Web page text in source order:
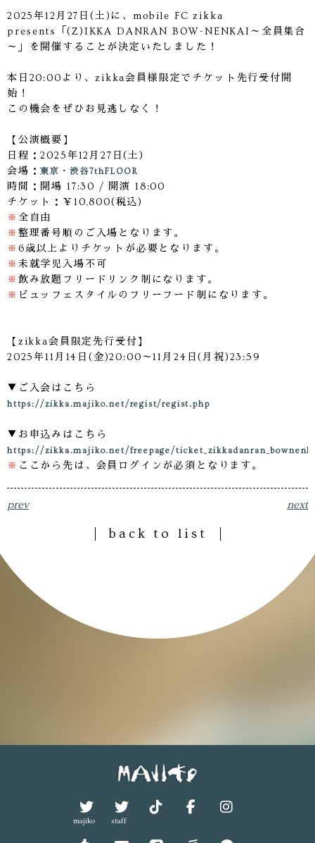
2025年12月27日(土)に、mobile FC zikka
presents「(Z)IKKA DANRAN BOW-NENKAI～全員集合
～」を開催することが決定いたしました！
本日20:00より、zikka会員様限定でチケット先行受付開
始！
この機会をぜひお見逃しなく！
【公演概要】
日程：2025年12月27日(土)
会場：東京・渋谷7thFLOOR
時間：開場 17:30 / 開演 18:00
チケット：￥10,800(税込)
※ 全自由
※ 整理番号順のご入場となります。
※ 6歳以上よりチケットが必要となります。
※ 未就学児入場不可
※ 飲み放題フリードリンク制になります。
※ ビュッフェスタイルのフリーフード制になります。
【zikka会員限定先行受付】
2025年11月14日(金)20:00～11月24日(月祝)23:59
▼ご入会はこちら
https://zikka.majiko.net/regist/regist.php
▼お申込みはこちら
https://zikka.majiko.net/freepage/
※ ここから先は、会員ログインが必須となります。
next
prev
back to list
majiko staff